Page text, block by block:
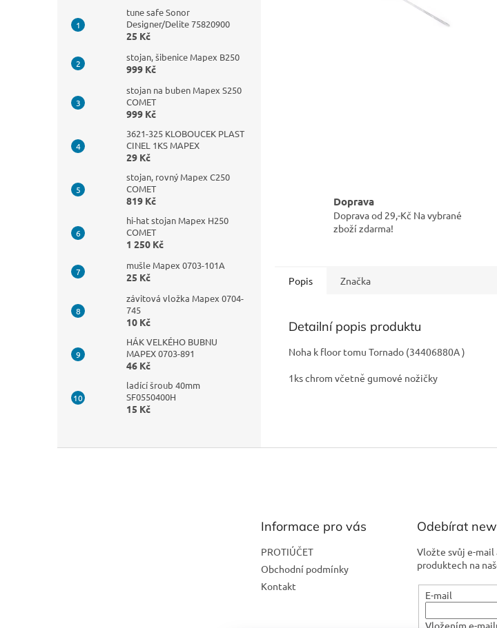
tune safe Sonor
Designer/Delite 75820900
25 Kč
stojan, šibenice Mapex B250
999 Kč
stojan na buben Mapex S250
COMET
999 Kč
3621-325 KLOBOUCEK PLAST
CINEL 1KS MAPEX
29 Kč
stojan, rovný Mapex C250
COMET
819 Kč
hi-hat stojan Mapex H250
COMET
1 250 Kč
mušle Mapex 0703-101A
25 Kč
závitová vložka Mapex 0704-
745
10 Kč
HÁK VELKÉHO BUBNU
MAPEX 0703-891
46 Kč
ladící šroub 40mm
SF0550400H
15 Kč
Doprava
Doprava od 29,-Kč Na vybrané
zboží zdarma!
Popis Značka
Detailní popis produktu
Noha k floor tomu Tornado (34406880A )
1ks chrom včetně gumové nožičky
Informace pro vás
PROTIÚČET
Obchodní podmínky
Kontakt
Odebírat
Vložte svůj e-mail
produktech na
E-mail
Vložením e-